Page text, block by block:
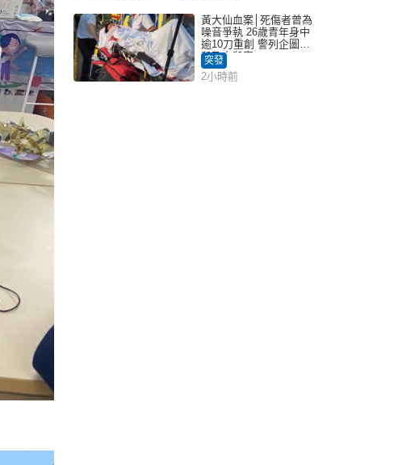
黃大仙血案│死傷者曾為
噪音爭執 26歲青年身中
逾10刀重創 警列企圖謀
殺及自殺案
突發
2小時前